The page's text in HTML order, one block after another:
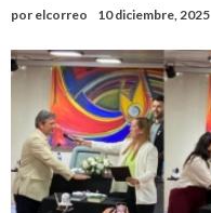
por elcorreo 10 diciembre, 2025